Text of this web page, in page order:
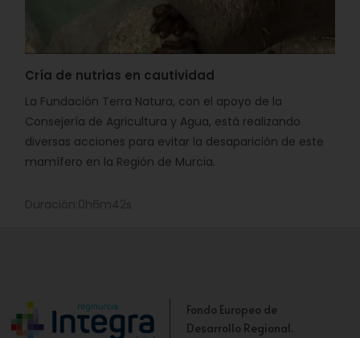
Cría de nutrias en cautividad
La Fundación Terra Natura, con el apoyo de la
Consejería de Agricultura y Agua, está realizando
diversas acciones para evitar la desaparición de este
mamífero en la Región de Murcia.
Duración:0h6m42s
Fondo Europeo de
Desarrollo Regional.